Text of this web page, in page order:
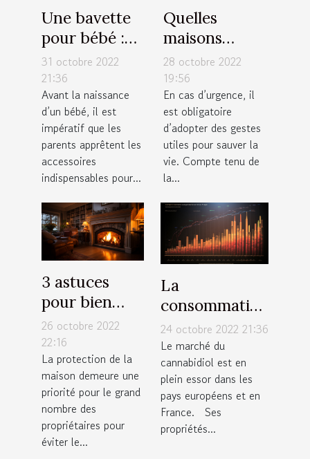
Une bavette
pour bébé :
Quel modèle
de bavoir faut
il avoir pour
votre enfant ?
31 octobre 2022
21:36
Avant la naissance
d’un bébé, il est
impératif que les
parents apprêtent les
accessoires
indispensables pour...
Quelles
maisons
médicales de
garde
contacter à
Toulouse ?
28 octobre 2022
19:56
En cas d’urgence, il
est obligatoire
d’adopter des gestes
utiles pour sauver la
vie. Compte tenu de
la...
3 astuces
pour bien
protéger
votre maison
26 octobre 2022
22:16
La protection de la
maison demeure une
priorité pour le grand
nombre des
propriétaires pour
éviter le...
La
consommation
de CBD Full
Spectrum
24 octobre 2022 21:36
Le marché du
cannabidiol est en
plein essor dans les
pays européens et en
France. Ses
propriétés...